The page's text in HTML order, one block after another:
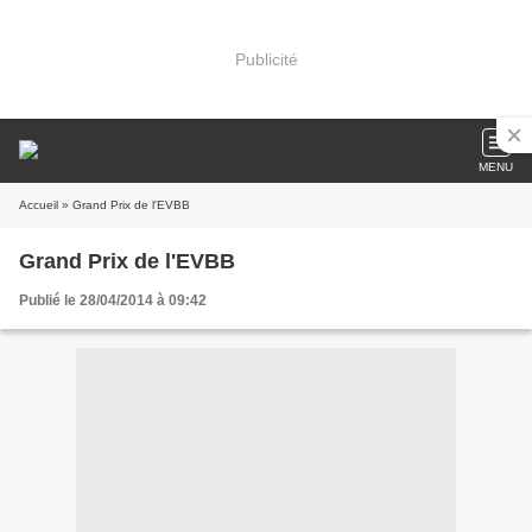
Publicité
MENU
Accueil » Grand Prix de l'EVBB
Grand Prix de l'EVBB
Publié le 28/04/2014 à 09:42